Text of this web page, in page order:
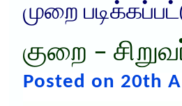
முறை
குறை –
Posted on 20th